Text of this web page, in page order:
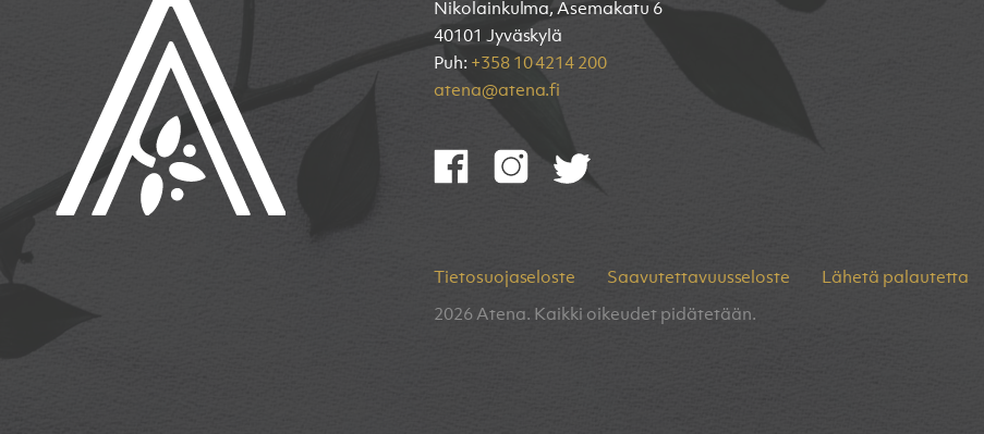
Nikolainkulma, Asemakatu 6
40101 Jyväskylä
Puh: +358 10 4214 200
atena@atena.fi
Tietosuojaseloste Saavutettavuusseloste Lähetä palautetta
2026 Atena. Kaikki oikeudet pidätetään.